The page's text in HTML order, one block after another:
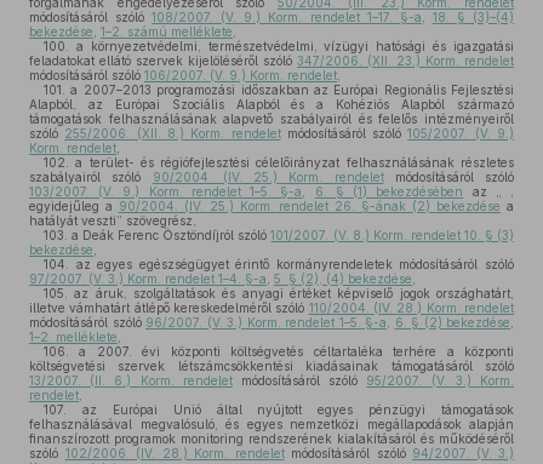
módosításáról szóló108/2007. (V. 9.) Korm. rendelet 1–17. §-a
18. § (3)–(4)
bekezdése 1–2. számú melléklete
100.
a környezetvédelmi, természetvédelmi, vízügyi hatósági és igazgatási
feladatokat ellátó szervek kijelöléséről szóló 347/2006. (XII. 23.) Korm. rendelet
módosításáról szóló 106/2007. (V. 9.) Korm. rendelet
101.
a 2007–2013 programozási időszakban az Európai Regionális Fejlesztési
Alapból, az Európai Szociális Alapból és a Kohéziós Alapból származó
támogatások felhasználásának alapvető szabályairól és felelős intézményeiről
szóló 255/2006. (XII. 8.) Korm. rendeletmódosításáról szóló105/2007. (V. 9.)
Korm. rendelet
102.
a terület- és régiófejlesztési célelőirányzat felhasználásának részletes
szabályairól szóló
90/2004. (IV. 25.) Korm. rendeletmódosításáról szóló
103/2007. (V. 9.) Korm. rendelet 1–5. §-a
6. § (1) bekezdésében
az „ ,
egyidejűleg a 90/2004. (IV. 25.) Korm. rendelet 26. §-ának (2) bekezdése a
hatályát veszti” szövegrész,
103. a Deák Ferenc Ösztöndíjról szóló101/2007. (V. 8.) Korm. rendelet 10. § (3)
bekezdése
104.
az egyes egészségügyet érintő kormányrendeletek módosításáról szóló
97/2007. (V. 3.) Korm. rendelet 1–4. §-a 5. § (2), (4) bekezdése
105.
az áruk, szolgáltatások és anyagi értéket képviselő jogok országhatárt,
illetve vámhatárt átlépő kereskedelméről szóló 110/2004. (IV. 28.) Korm. rendelet
módosításáról szóló 96/2007. (V. 3.) Korm. rendelet 1–5. §-a 6. § (2) bekezdése
1–2. melléklete
106.
a 2007. évi központi költségvetés céltartaléka terhére a központi
költségvetési szervek létszámcsökkentési kiadásainak támogatásáról szóló
13/2007. (II. 6.) Korm. rendeletmódosításáról szóló 95/2007. (V. 3.) Korm.
rendelet
107.
az Európai Unió által nyújtott egyes pénzügyi támogatások
felhasználásával megvalósuló, és egyes nemzetközi megállapodások alapján
finanszírozott programok monitoring rendszerének kialakításáról és működéséről
szóló 102/2006. (IV. 28.) Korm. rendeletmódosításáról szóló 94/2007. (V. 3.)